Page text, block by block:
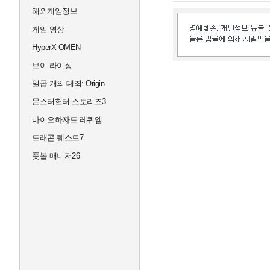
해외게임정보
게임 영상
HyperX OMEN
브이 라이징
일곱 개의 대죄: Origin
몬스터헌터 스토리즈3
바이오하자드 레퀴엠
드래곤 퀘스트7
풋볼 매니저26